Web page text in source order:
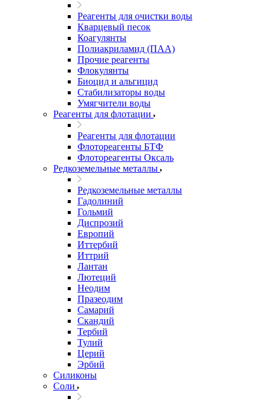
Реагенты для очистки воды
Кварцевый песок
Коагулянты
Полиакриламид (ПАА)
Прочие реагенты
Флокулянты
Биоцид и альгицид
Стабилизаторы воды
Умягчители воды
Реагенты для флотации
Реагенты для флотации
Флотореагенты БТФ
Флотореагенты Оксаль
Редкоземельные металлы
Редкоземельные металлы
Гадолиний
Гольмий
Диспрозий
Европий
Иттербий
Иттрий
Лантан
Лютеций
Неодим
Празеодим
Самарий
Скандий
Тербий
Тулий
Церий
Эрбий
Силиконы
Соли